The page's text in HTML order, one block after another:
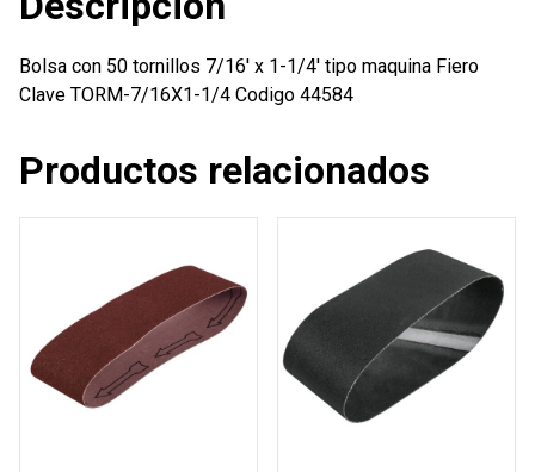
cantidad
Bolsa con 50 tornillos 7/16′ x 1-1/4′ tipo maquina Fiero
Clave TORM-7/16X1-1/4 Codigo 44584
Productos relacionados